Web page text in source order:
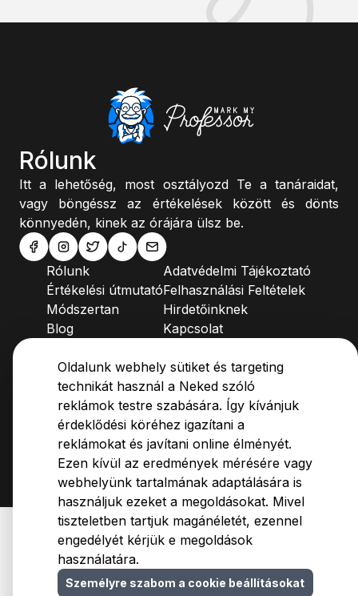
Oldalunk webhely sütiket és targeting
technikát használ a Neked szóló
reklámok testre szabására. Így kívánjuk
érdeklődési köréhez igazítani a
reklámokat és javítani online élményét.
Ezen kívül az eredmények mérésére vagy
webhelyünk tartalmának adaptálására is
használjuk ezeket a megoldásokat. Mivel
tiszteletben tartjuk magánéletét, ezennel
engedélyét kérjük e megoldások
használatára.
Személyre szabom a cookie beállításokat
Rólunk
Itt a lehetőség, most osztályozd Te a tanáraidat,
vagy böngéssz az értékelések között és dönts
könnyedén, kinek az órájára ülsz be.
Rólunk
Értékelési útmutató
Módszertan
Blog
Adatvédelmi Tájékoztató
Felhasználási Feltételek
Hirdetőinknek
Kapcsolat
2026
MarkMyProfessor Kft.
Fejlesztette:WebOrigo
Cookie beállítások
Magyar